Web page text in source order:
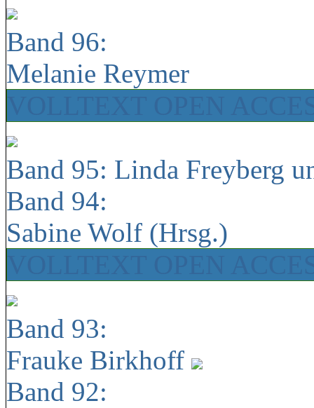
Band 96:
Melanie Reymer
Band 95: Linda Freyberg
Band 94:
Sabine Wolf (Hrsg.)
Band 93:
Frauke Birkhoff
Band 92: